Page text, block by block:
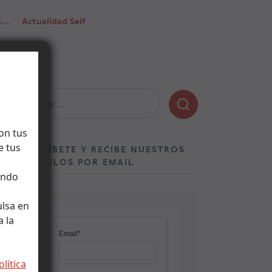
tus
tus
en
la
Actualidad Self
SUSCRÍBETE Y RECIBE NUESTROS
ARTÍCULOS POR EMAIL